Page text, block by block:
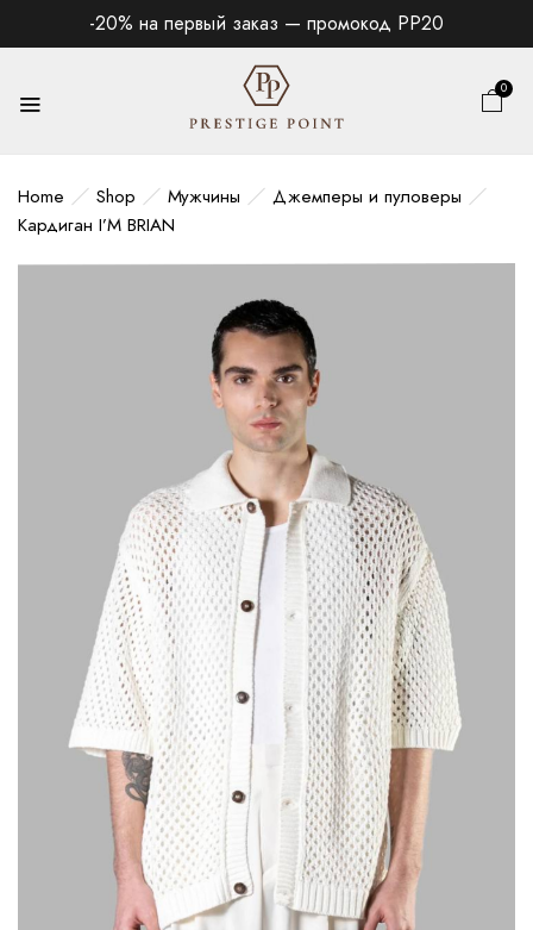
-20% на первый заказ — промокод PP20
0
Home Shop Мужчины
Джемперы и пуловеры
Кардиган I’M BRIAN